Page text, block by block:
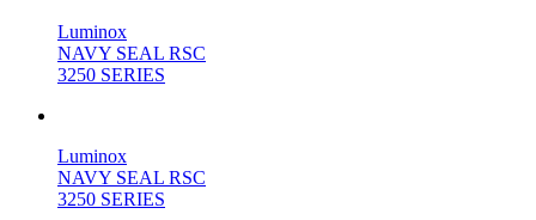
Luminox
NAVY SEAL RSC
3250 SERIES
Luminox
NAVY SEAL RSC
3250 SERIES